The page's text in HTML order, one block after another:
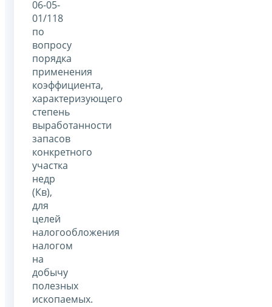
06-05-
01/118
по
вопросу
порядка
применения
коэффициента,
характеризующего
степень
выработанности
запасов
конкретного
участка
недр
(Кв),
для
целей
налогообложения
налогом
на
добычу
полезных
ископаемых.